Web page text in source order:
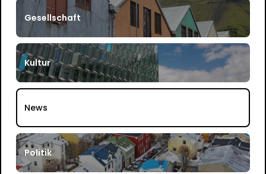
Gesellschaft
Kultur
News
Politik